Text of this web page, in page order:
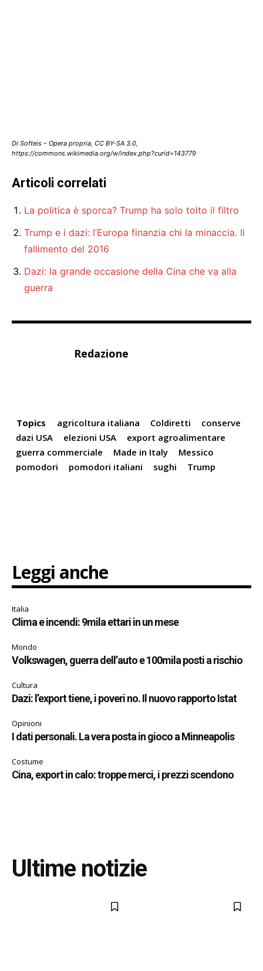
Di Softeis – Opera propria, CC BY-SA 3.0,
https://commons.wikimedia.org/w/index.php?curid=143779
Articoli correlati
La politica è sporca? Trump ha solo tolto il filtro
Trump e i dazi: l’Europa finanzia chi la minaccia. Il
fallimento del 2016
Dazi: la grande occasione della Cina che va alla
guerra
Redazione
Topics agricoltura italiana Coldiretti
conserve
dazi USA
elezioni USA
export agroalimentare
guerra commerciale
Made in Italy
Messico
pomodori
pomodori italiani sughi Trump
Leggi anche
Italia
Clima e incendi: 9mila ettari in un mese
Mondo
Volkswagen, guerra dell’auto e 100mila posti a rischio
Cultura
Dazi: l’export tiene, i poveri no. Il nuovo rapporto Istat
Opinioni
I dati personali. La vera posta in gioco a Minneapolis
Costume
Cina, export in calo: troppe merci, i prezzi scendono
Ultime notizie